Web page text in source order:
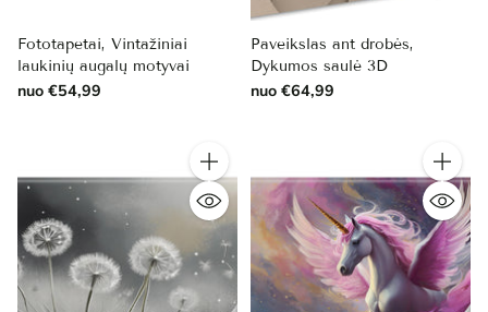
Fototapetai, Vintažiniai
laukinių augalų motyvai
nuo €54,99
Paveikslas ant drobės,
Dykumos saulė 3D
nuo €64,99
Kiekis Kiekis